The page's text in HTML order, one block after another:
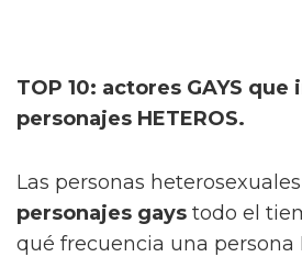
TOP 10: actores GAYS
personajes HETEROS.
Las personas
personajes gays todo el
qué frecuencia una persona